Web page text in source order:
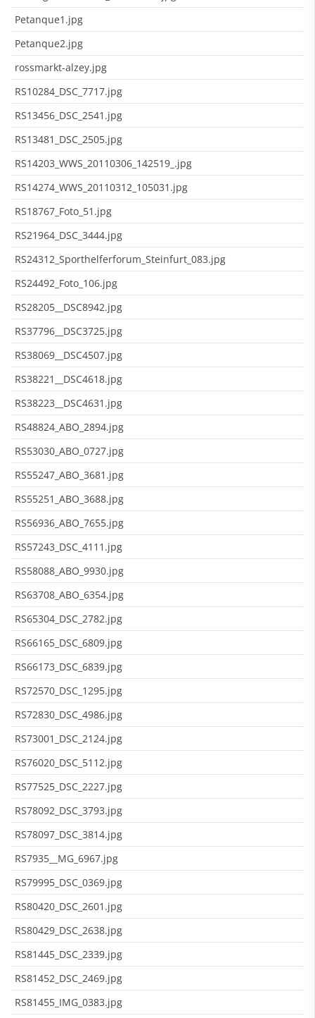
Petanque1.jpg
Petanque2.jpg
rossmarkt-alzey.jpg
RS10284_DSC_7717.jpg
RS13456_DSC_2541.jpg
RS13481_DSC_2505.jpg
RS14203_WWS_20110306_142519_.jpg
RS14274_WWS_20110312_105031.jpg
RS18767_Foto_51.jpg
RS21964_DSC_3444.jpg
RS24312_Sporthelferforum_Steinfurt_083.jpg
RS24492_Foto_106.jpg
RS28205__DSC8942.jpg
RS37796__DSC3725.jpg
RS38069__DSC4507.jpg
RS38221__DSC4618.jpg
RS38223__DSC4631.jpg
RS48824_ABO_2894.jpg
RS53030_ABO_0727.jpg
RS55247_ABO_3681.jpg
RS55251_ABO_3688.jpg
RS56936_ABO_7655.jpg
RS57243_DSC_4111.jpg
RS58088_ABO_9930.jpg
RS63708_ABO_6354.jpg
RS65304_DSC_2782.jpg
RS66165_DSC_6809.jpg
RS66173_DSC_6839.jpg
RS72570_DSC_1295.jpg
RS72830_DSC_4986.jpg
RS73001_DSC_2124.jpg
RS76020_DSC_5112.jpg
RS77525_DSC_2227.jpg
RS78092_DSC_3793.jpg
RS78097_DSC_3814.jpg
RS7935__MG_6967.jpg
RS79995_DSC_0369.jpg
RS80420_DSC_2601.jpg
RS80429_DSC_2638.jpg
RS81445_DSC_2339.jpg
RS81452_DSC_2469.jpg
RS81455_IMG_0383.jpg